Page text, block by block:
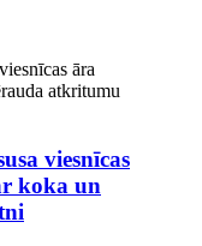
viesnīcas
koka un